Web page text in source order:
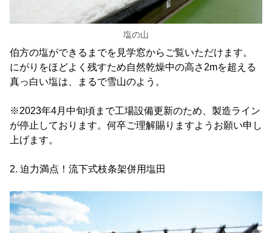
塩の山
伯方の塩ができるまでを見学窓からご覧いただけます。
にがりをほどよく残すため自然乾燥中の高さ2mを超える
真っ白い塩は、まるで雪山のよう。
※2023年4月中旬頃まで工場設備更新のため、製造ライン
が停止しております。何卒ご理解賜りますようお願い申し
上げます。
2. 迫力満点！流下式枝条架併用塩田